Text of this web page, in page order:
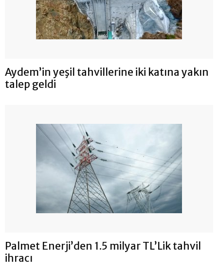
Aydem’in yeşil tahvillerine iki katına yakın
talep geldi
Palmet Enerji’den 1.5 milyar TL’Lik tahvil
ihracı